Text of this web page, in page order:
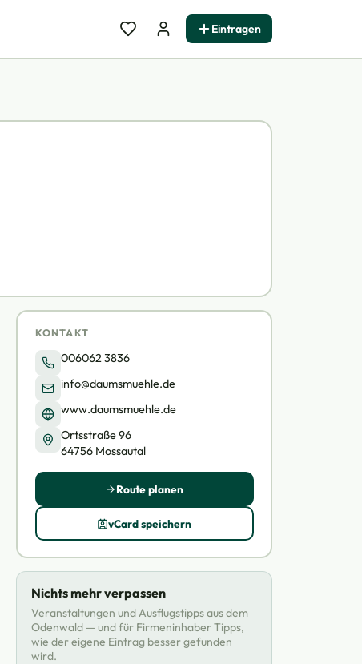
Eintragen
KONTAKT
006062 3836
info@daumsmuehle.de
www.daumsmuehle.de
Ortsstraße 96
64756 Mossautal
Route planen
vCard speichern
Nichts mehr verpassen
Veranstaltungen und Ausflugstipps aus dem
Odenwald — und für Firmeninhaber Tipps,
wie der eigene Eintrag besser gefunden
wird.